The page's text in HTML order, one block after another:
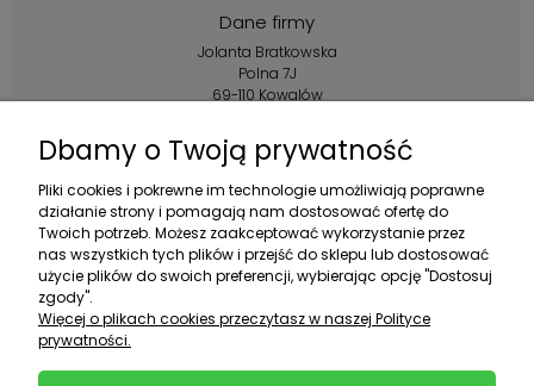
Dane firmy
Jolanta Bratkowska
Polna 7J
69-110 Kowalów
+48 602 356 983
pon.-pt.: 10:00-16:00
sklep@ebratek.pl
Dbamy o Twoją prywatność
Pliki cookies i pokrewne im technologie umożliwiają poprawne
działanie strony i pomagają nam dostosować ofertę do
Twoich potrzeb. Możesz zaakceptować wykorzystanie przez
nas wszystkich tych plików i przejść do sklepu lub dostosować
użycie plików do swoich preferencji, wybierając opcję "Dostosuj
zgody".
Więcej o plikach cookies przeczytasz w naszej Polityce
prywatności.